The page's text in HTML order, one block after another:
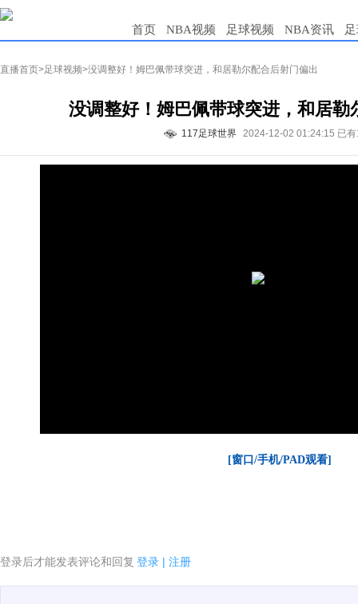
首页 NBA视频 足球视频 NBA资讯
直播首页>足球视频>没调整好！姆巴佩带球突进，和居勒尔配合后射门偏出
没调整好！姆巴佩带球突进，和居勒
117足球世界 2024-12-02 01:24:15 已
[窗口/手机/PAD观看]
登录后才能发表评论和回复 登录 | 注册